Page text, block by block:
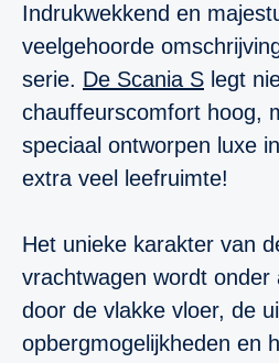
Indrukwekkend en
veelgehoorde
serie. De Scania S legt
chauffeurscomfort hoog,
speciaal ontworpen luxe
extra veel leefruimte!
Het unieke karakter van
vrachtwagen wordt onder
door de vlakke vloer, de
opbergmogelijkheden en